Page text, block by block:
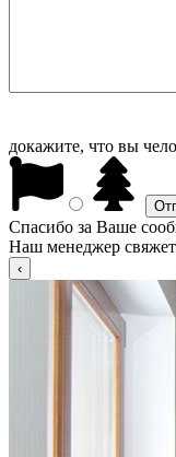
докажите, что вы
Спасибо за Ваше
Наш менеджер